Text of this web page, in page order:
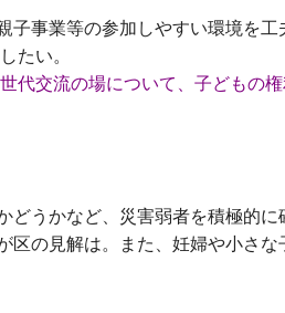
事業等の参加しやすい環境を
たい。
代交流の場について、子どもの
うかなど、災害弱者を積極的に
の見解は。また、妊婦や小さな